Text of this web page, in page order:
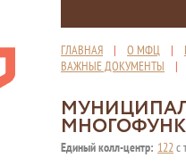
ГЛАВНАЯ | О МФЦ |
ВАЖНЫЕ ДОКУМЕНТЫ
Единый колл-центр: 122с